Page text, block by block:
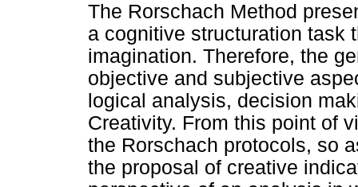
The Rorschach Method
a cognitive structuration task
imagination. Therefore, the
objective and subjective
logical analysis, decision
Creativity. From this point of
the Rorschach protocols, so
the proposal of creative